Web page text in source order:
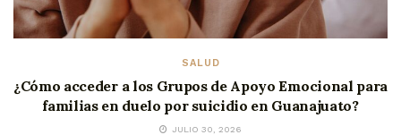
SALUD
¿Cómo acceder a los Grupos de Apoyo Emocional para
familias en duelo por suicidio en Guanajuato?
JULIO 30, 2026